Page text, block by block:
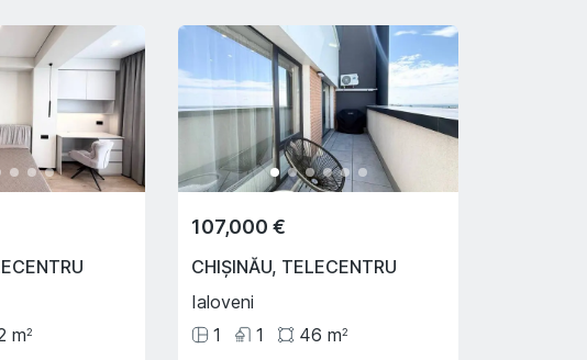
m2
107,000 €
CHIȘINĂU, TELECENTRU
Ialoveni
1
1 46 m2